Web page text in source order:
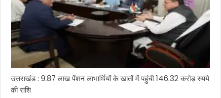
उत्तराखंड : 9.87 लाख पेंशन लाभार्थियों के खातों में पहुंची 146.32 करोड़ रुपये
की राशि